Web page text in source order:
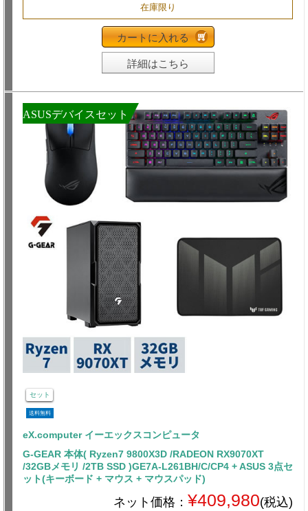
在庫限り
カートに入れる
詳細はこちら
ASUSデバイスセット
セット
送料無料
eX.computer イーエックスコンピュータ
G-GEAR 本体( Ryzen7 9800X3D /RADEON RX9070XT
/32GBメモリ /2TB SSD )GE7A-L261BH/C/CP4 + ASUS 3点セ
ット(キーボード + マウス + マウスパッド)
ネット価格： ¥409,980(税込)